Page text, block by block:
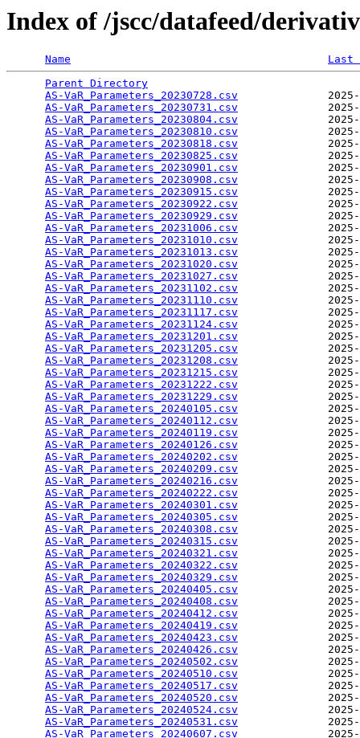
Index of /jscc/datafeed/
Name
Last
Parent Directory
AS-VaR_Parameters_20230728.csv
AS-VaR_Parameters_20230731.csv
AS-VaR_Parameters_20230804.csv
AS-VaR_Parameters_20230810.csv
AS-VaR_Parameters_20230818.csv
AS-VaR_Parameters_20230825.csv
AS-VaR_Parameters_20230901.csv
AS-VaR_Parameters_20230908.csv
AS-VaR_Parameters_20230915.csv
AS-VaR_Parameters_20230922.csv
AS-VaR_Parameters_20230929.csv
AS-VaR_Parameters_20231006.csv
AS-VaR_Parameters_20231010.csv
AS-VaR_Parameters_20231013.csv
AS-VaR_Parameters_20231020.csv
AS-VaR_Parameters_20231027.csv
AS-VaR_Parameters_20231102.csv
AS-VaR_Parameters_20231110.csv
AS-VaR_Parameters_20231117.csv
AS-VaR_Parameters_20231124.csv
AS-VaR_Parameters_20231201.csv
AS-VaR_Parameters_20231205.csv
AS-VaR_Parameters_20231208.csv
AS-VaR_Parameters_20231215.csv
AS-VaR_Parameters_20231222.csv
AS-VaR_Parameters_20231229.csv
AS-VaR_Parameters_20240105.csv
AS-VaR_Parameters_20240112.csv
AS-VaR_Parameters_20240119.csv
AS-VaR_Parameters_20240126.csv
AS-VaR_Parameters_20240202.csv
AS-VaR_Parameters_20240209.csv
AS-VaR_Parameters_20240216.csv
AS-VaR_Parameters_20240222.csv
AS-VaR_Parameters_20240301.csv
AS-VaR_Parameters_20240305.csv
AS-VaR_Parameters_20240308.csv
AS-VaR_Parameters_20240315.csv
AS-VaR_Parameters_20240321.csv
AS-VaR_Parameters_20240322.csv
AS-VaR_Parameters_20240329.csv
AS-VaR_Parameters_20240405.csv
AS-VaR_Parameters_20240408.csv
AS-VaR_Parameters_20240412.csv
AS-VaR_Parameters_20240419.csv
AS-VaR_Parameters_20240423.csv
AS-VaR_Parameters_20240426.csv
AS-VaR_Parameters_20240502.csv
AS-VaR_Parameters_20240510.csv
AS-VaR_Parameters_20240517.csv
AS-VaR_Parameters_20240520.csv
AS-VaR_Parameters_20240524.csv
AS-VaR_Parameters_20240531.csv
AS-VaR_Parameters_20240607.csv